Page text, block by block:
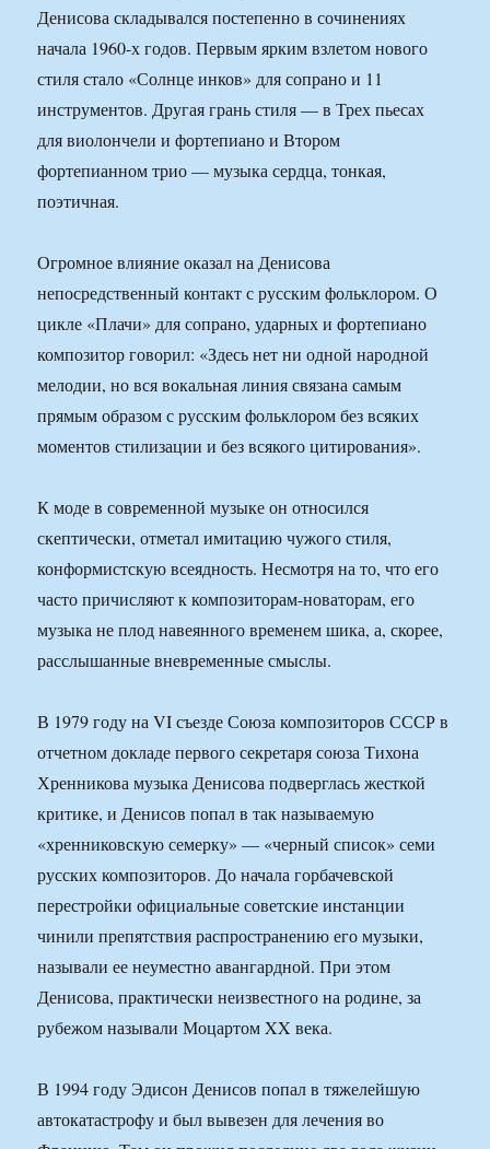
Денисова складывался постепенно в сочинениях
начала 1960-х годов. Первым ярким взлетом нового
стиля стало «Солнце инков» для сопрано и 11
инструментов. Другая грань стиля — в Трех пьесах
для виолончели и фортепиано и Втором
фортепианном трио — музыка сердца, тонкая,
поэтичная.
Огромное влияние оказал на Денисова
непосредственный контакт с русским фольклором. О
цикле «Плачи» для сопрано, ударных и фортепиано
композитор говорил: «Здесь нет ни одной народной
мелодии, но вся вокальная линия связана самым
прямым образом с русским фольклором без всяких
моментов стилизации и без всякого цитирования».
К моде в современной музыке он относился
скептически, отметал имитацию чужого стиля,
конформистскую всеядность. Несмотря на то, что его
часто причисляют к композиторам-новаторам, его
музыка не плод навеянного временем шика, а, скорее,
расслышанные вневременные смыслы.
В 1979 году на VI съезде Союза композиторов СССР в
отчетном докладе первого секретаря союза Тихона
Хренникова музыка Денисова подверглась жесткой
критике, и Денисов попал в так называемую
«хренниковскую семерку» — «черный список» семи
русских композиторов. До начала горбачевской
перестройки официальные советские инстанции
чинили препятствия распространению его музыки,
называли ее неуместно авангардной. При этом
Денисова, практически неизвестного на родине, за
рубежом называли Моцартом XX века.
В 1994 году Эдисон Денисов попал в тяжелейшую
автокатастрофу и был вывезен для лечения во